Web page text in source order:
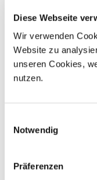
Diese Webseite
Wir verwenden
Website zu
unseren Cookies,
nutzen.
Notwendig
Präferenzen
17 18 19
24 25 26